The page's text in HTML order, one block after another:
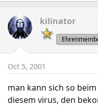
kilinator
Oct 5, 2001
man kann sich so
diesem virus, den